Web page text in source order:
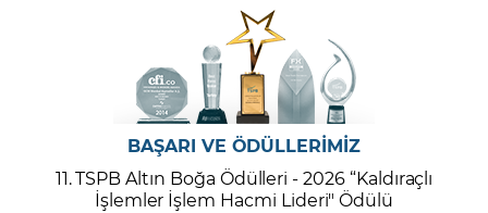
BAŞARI VE ÖDÜLLERİMİZ
11. TSPB Altın Boğa Ödülleri - 2026 “Kaldıraçlı
İşlemler İşlem Hacmi Lideri" Ödülü